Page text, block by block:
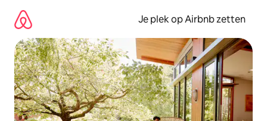
direct
naar
inhoud
Je plek op Airbnb zetten